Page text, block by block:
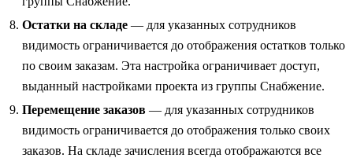
Остатки на складе — для указанных сотрудников
видимость ограничивается до отображения остатков только
по своим заказам. Эта настройка ограничивает доступ,
выданный настройками проекта из группы Снабжение.
Перемещение заказов — для указанных сотрудников
видимость ограничивается до отображения только своих
заказов. На складе зачисления всегда отображаются все